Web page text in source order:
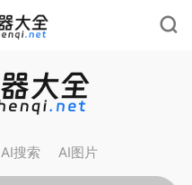
AI搜索 AI图片